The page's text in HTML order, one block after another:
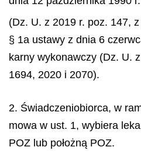
(Dz. U. z 2019 r. poz. 147,
§ 1a ustawy z dnia 6
karny wykonawczy (Dz. U.
1694, 2020 i 2070).
2. Świadczeniobiorca, w
mowa w ust. 1, wybiera
POZ lub położną POZ.